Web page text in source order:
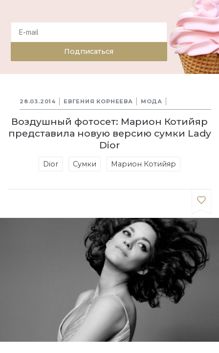
Подписаться
28.03.2014 ЕВГЕНИЯ КОРНЕЕВА МОДА
Воздушный фотосет: Марион Котийяр
представила новую версию сумки Lady
Dior
Dior Сумки Марион Котийяр